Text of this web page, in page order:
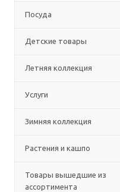
Посуда
Детские товары
Летняя коллекция
Услуги
Зимняя коллекция
Растения и кашпо
Товары вышедшие из
ассортимента